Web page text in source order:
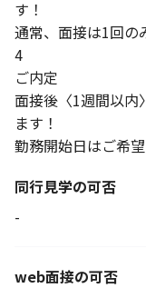
す！
通常、面接は1回の
4
ご内定
面接後〈1週間以内
ます！
勤務開始日はご希
同行見学の可否
-
web面接の可否